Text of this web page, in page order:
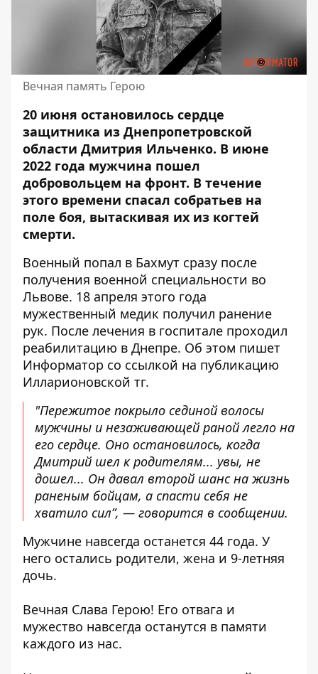
Вечная память Герою
20 июня остановилось сердце
защитника из Днепропетровской
области Дмитрия Ильченко. В июне
2022 года мужчина пошел
добровольцем на фронт. В течение
этого времени спасал собратьев на
поле боя, вытаскивая их из когтей
смерти.
Военный попал в Бахмут сразу после
получения военной специальности во
Львове. 18 апреля этого года
мужественный медик получил ранение
рук. После лечения в госпитале проходил
реабилитацию в Днепре. Об этом пишет
Информатор со ссылкой на публикацию
Илларионовской тг.
"Пережитое покрыло сединой волосы
мужчины и незаживающей раной легло на
его сердце. Оно остановилось, когда
Дмитрий шел к родителям... увы, не
дошел... Он давал второй шанс на жизнь
раненым бойцам, а спасти себя не
хватило сил”, — говорится в сообщении.
Мужчине навсегда останется 44 года. У
него остались родители, жена и 9-летняя
дочь.
Вечная Слава Герою! Его отвага и
мужество навсегда останутся в памяти
каждого из нас.